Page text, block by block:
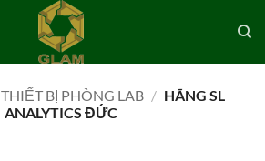
THIẾT BỊ PHÒNG LAB / HÃNG SL
ANALYTICS ĐỨC